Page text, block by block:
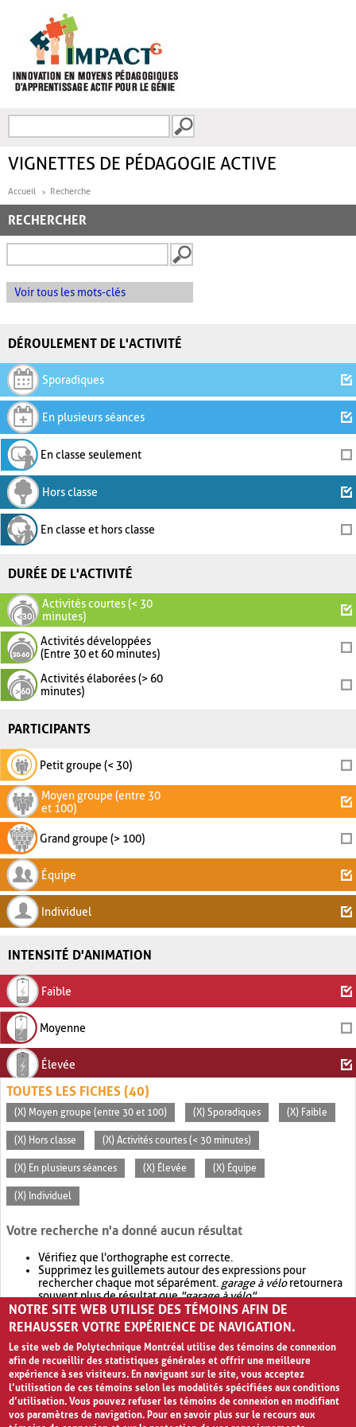
FORMULAIRE DE
VIGNETTES DE PÉDAGOGIE ACTIVE
Accueil Recherche
RECHERCHER
Voir tous les mots-clés
DÉROULEMENT DE L'ACTIVITÉ
Sporadiques
En plusieurs séances
En classe seulement
Hors classe
En classe et hors classe
DURÉE DE L'ACTIVITÉ
Activités courtes (< 30
minutes)
Activités développées
(Entre 30 et 60 minutes)
Activités élaborées (> 60
minutes)
PARTICIPANTS
Petit groupe (< 30)
Moyen groupe (entre 30
et 100)
Grand groupe (> 100)
Équipe
Individuel
INTENSITÉ D'ANIMATION
Faible
Moyenne
Élevée
TOUTES LES FICHES (40)
(X) Moyen groupe (entre 30 et 100) (X) Sporadiques (X) Faible
(X) Hors classe (X) Activités courtes (< 30 minutes)
(X) En plusieurs séances (X) Élevée (X) Équipe
(X) Individuel
Votre recherche n'a donné aucun résultat
Vérifiez que l'orthographe est correcte.
Supprimez les guillemets autour des expressions pour
rechercher chaque mot séparément. garage à véloretournera
souvent plus de résultat que"garage à vélo".
Envisagez d'élargir votre recherche avec OR.garage OR vélo
retournera souvent plus de résultat quegarage à vélo
NOTRE SITE WEB UTILISE DES TÉMOINS AFIN DE
REHAUSSER VOTRE EXPÉRIENCE DE NAVIGATION.
Le site web de Polytechnique Montréal utilise des témoins de connexion
afin de recueillir des statistiques générales et offrir une meilleure
expérience à ses visiteurs. En naviguant sur le site, vous acceptez
l’utilisation de ces témoins selon les modalités spécifiées aux conditions
d’utilisation. Vous pouvez refuser les témoins de connexion en modifiant
vos paramètres de navigation. Pour en savoir plus sur le recours aux